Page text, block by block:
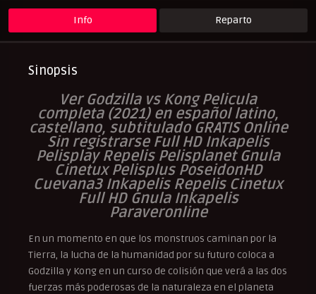
Info Reparto
Sinopsis
Ver Godzilla vs Kong Pelicula
completa (2021) en español latino,
castellano, subtitulado GRATIS Online
Sin registrarse Full HD Inkapelis
Pelisplay Repelis Pelisplanet Gnula
Cinetux Pelisplus PoseidonHD
Cuevana3 Inkapelis Repelis Cinetux
Full HD Gnula Inkapelis
Paraveronline
En un momento en que los monstruos caminan por la
Tierra, la lucha de la humanidad por su futuro coloca a
Godzilla y Kong en un curso de colisión que verá a las dos
fuerzas más poderosas de la naturaleza en el planeta